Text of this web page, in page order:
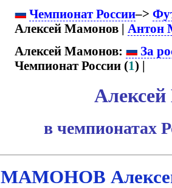
Чемпионат России–>
Алексей Мамонов | Антон
Алексей Мамонов:
За
Чемпионат России (1) |
в чемпионатах
МАМОНОВ